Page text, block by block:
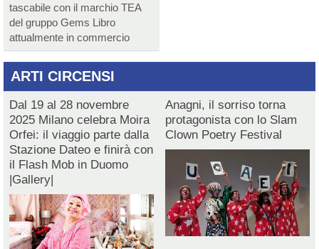
tascabile con il marchio TEA
del gruppo Gems Libro
attualmente in commercio
ARTI CIRCENSI
Dal 19 al 28 novembre
2025 Milano celebra Moira
Orfei: il viaggio parte dalla
Stazione Dateo e finirà con
il Flash Mob in Duomo
|Gallery|
Anagni, il sorriso torna
protagonista con lo Slam
Clown Poetry Festival